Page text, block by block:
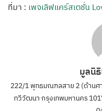
ที่มา : เพจเลิฟแคร์สเตชั่น
มูลนิ
222/1 พุทธมณฑลสาย 2 (ด้านศ
ทวีวัฒนา กรุงเทพมหานคร